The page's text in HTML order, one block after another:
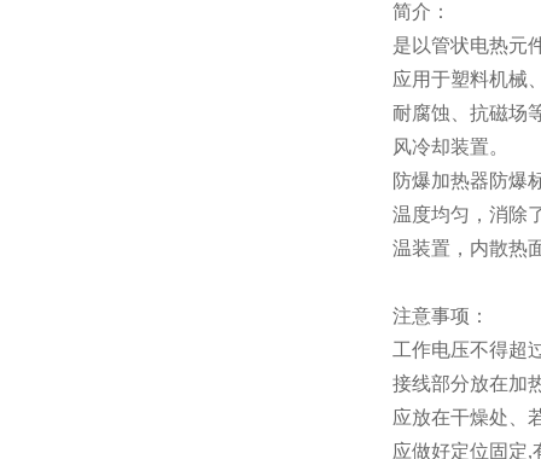
简介：
是以管状电热元
应用于塑料机械
耐腐蚀、抗磁场
风冷却装置。
防爆加热器防爆
温度均匀，消除
温装置，内散热
注意事项：
工作电压不得超
接线部分放在加
应放在干燥处、
应做好定位固定,